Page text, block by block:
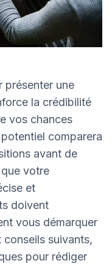
présenter une
la crédibilité
vos chances
comparera
avant de
votre
et
doivent
vous démarquer
conseils suivants,
pour rédiger